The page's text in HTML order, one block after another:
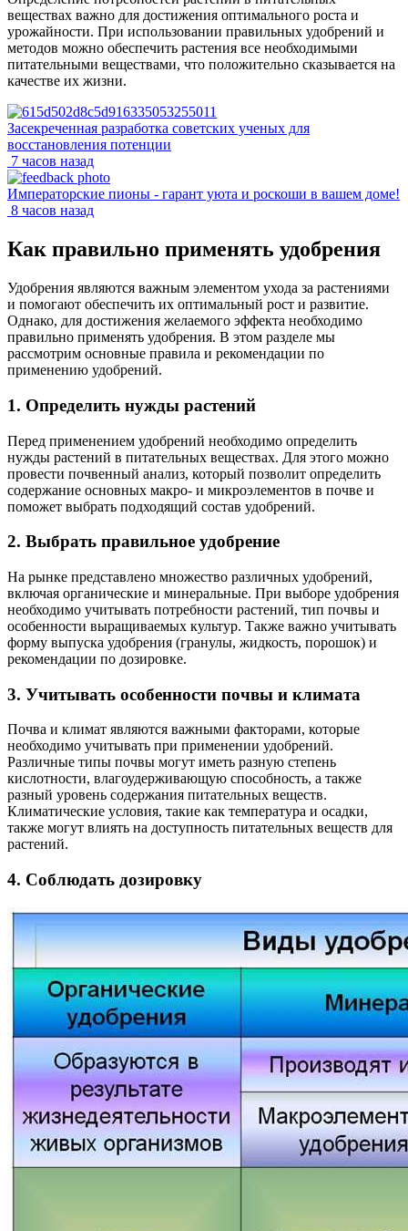
веществах важно для достижения оптимального роста и
урожайности. При использовании правильных удобрений и
методов можно обеспечить растения все необходимыми
питательными веществами, что положительно сказывается на
качестве их жизни.
Засекреченная разработка советских ученых для
восстановления потенции
7 часов назад
Императорские пионы - гарант уюта и роскоши в вашем доме!
8 часов назад
Как правильно применять удобрения
Удобрения являются важным элементом ухода за растениями
и помогают обеспечить их оптимальный рост и развитие.
Однако, для достижения желаемого эффекта необходимо
правильно применять удобрения. В этом разделе мы
рассмотрим основные правила и рекомендации по
применению удобрений.
1. Определить нужды растений
Перед применением удобрений необходимо определить
нужды растений в питательных веществах. Для этого можно
провести почвенный анализ, который позволит определить
содержание основных макро- и микроэлементов в почве и
поможет выбрать подходящий состав удобрений.
2. Выбрать правильное удобрение
На рынке представлено множество различных удобрений,
включая органические и минеральные. При выборе удобрения
необходимо учитывать потребности растений, тип почвы и
особенности выращиваемых культур. Также важно учитывать
форму выпуска удобрения (гранулы, жидкость, порошок) и
рекомендации по дозировке.
3. Учитывать особенности почвы и климата
Почва и климат являются важными факторами, которые
необходимо учитывать при применении удобрений.
Различные типы почвы могут иметь разную степень
кислотности, влагоудерживающую способность, а также
разный уровень содержания питательных веществ.
Климатические условия, такие как температура и осадки,
также могут влиять на доступность питательных веществ для
растений.
4. Соблюдать дозировку